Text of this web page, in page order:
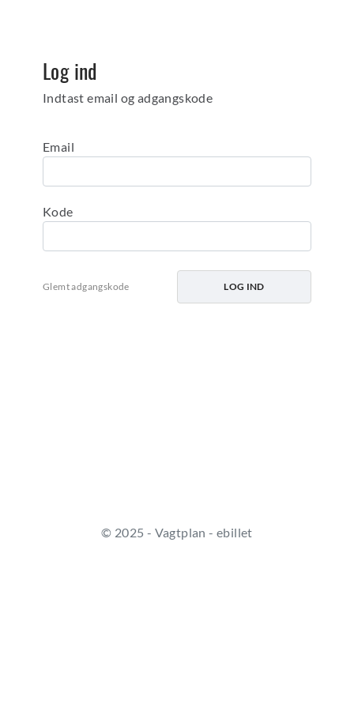
Log ind
Indtast email og adgangskode
Email
Kode
Glemt adgangskode
© 2025 - Vagtplan - ebillet